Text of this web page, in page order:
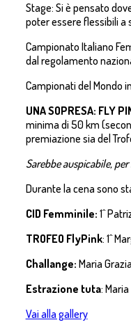
Stage: Si è pensato
poter essere flessibili a
Campionato Italiano
dal regolamento
Campionati del Mondo
UNA SOPRESA: FLY
minima di 50 km
premiazione sia del
Sarebbe auspicabile,
Durante la cena sono
CID Femminile: 1^
TROFEO FlyPink: 1^
Challange: Maria
Estrazione tuta:
Vai alla gallery